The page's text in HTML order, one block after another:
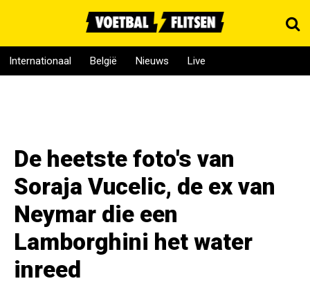
Internationaal België Nieuws Live
De heetste foto's van
Soraja Vucelic, de ex van
Neymar die een
Lamborghini het water
inreed